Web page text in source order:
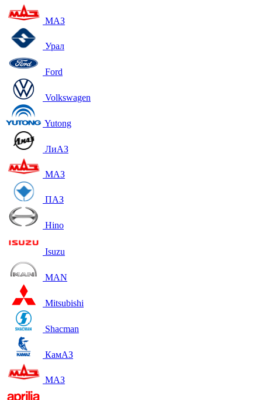
МАЗ
Урал
Ford
Volkswagen
Yutong
ЛиАЗ
МАЗ
ПАЗ
Hino
Isuzu
MAN
Mitsubishi
Shacman
КамАЗ
МАЗ